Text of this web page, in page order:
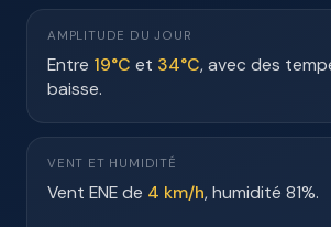
AMPLITUDE DU JOUR
Entre 19°C et 34°C, avec des
baisse.
VENT ET HUMIDITÉ
Vent ENE de 4 km/h, humidité 81%.